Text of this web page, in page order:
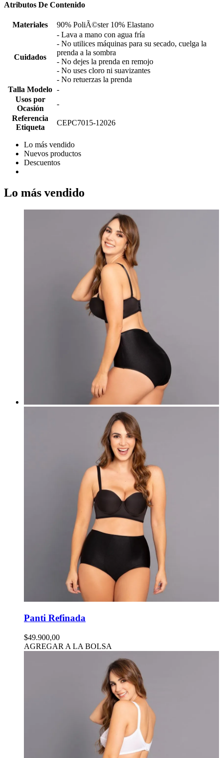
Atributos De Contenido
Materiales 90% PoliÃ©ster 10% Elastano
Cuidados
- Lava a mano con agua fría
- No utilices máquinas para su secado, cuelga la
prenda a la sombra
- No dejes la prenda en remojo
- No uses cloro ni suavizantes
- No retuerzas la prenda
Talla Modelo -
Usos por
Ocasión
-
Referencia
Etiqueta
CEPC7015-12026
Lo más vendido
Nuevos productos
Descuentos
Lo más vendido
Panti Refinada
$49.900,00
AGREGAR A LA BOLSA